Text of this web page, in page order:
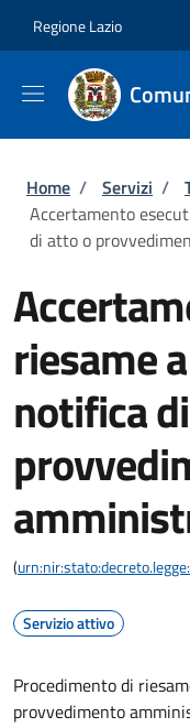
Regione Lazio
Briciole di
Home / Servizi /
Accertamento
di atto o
riesame
notifica
(
Servizio attivo
Procedimento di
provvedimento